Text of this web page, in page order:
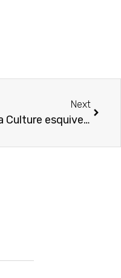
Next
Concentration de l’édition : face à Bolloré, la ministre de la Culture esquive le débat